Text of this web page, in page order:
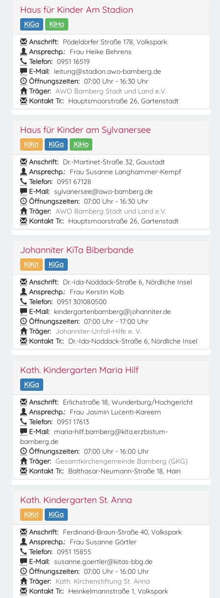
Haus für Kinder Am Stadion
KiGa
KiHo
Anschrift: Pödeldorfer Straße 178, Volkspark
Ansprechp.: Frau Heike Behrens
Telefon: 0951 16519
E-Mail: leitung@stadion.awo-bamberg.de
Öffnungszeiten: 07:00 Uhr - 16:30 Uhr
Träger: AWO Bamberg Stadt und Land e.V.
Kontakt Tr.: Hauptsmoorstraße 26, Gartenstadt
Haus für Kinder am Sylvanersee
KiKri KiGa
KiHo
Anschrift: Dr.-Martinet-Straße 32, Gaustadt
Ansprechp.: Frau Susanne Langhammer-Kempf
Telefon: 0951 67128
E-Mail: sylvanersee@awo-bamberg.de
Öffnungszeiten: 07:00 Uhr - 16:30 Uhr
Träger: AWO Bamberg Stadt und Land e.V.
Kontakt Tr.: Hauptsmoorstraße 26, Gartenstadt
Johanniter KiTa Biberbande
KiKri
KiGa
Anschrift: Dr.-Ida-Noddack-Straße 6, Nördliche Insel
Ansprechp.: Frau Kerstin Kolb
Telefon: 0951 301080500
E-Mail: kindergartenbamberg@johanniter.de
Öffnungszeiten: 07:00 Uhr - 17:00 Uhr
Träger: Johanniter-Unfall-Hilfe e. V.
Kontakt Tr.: Dr.-Ida-Noddack-Straße 6, Nördliche Insel
Kath. Kindergarten Maria Hilf
KiGa
Anschrift: Erlichstraße 18, Wunderburg/Hochgericht
Ansprechp.: Frau Jasmin Lucenti-Kareem
Telefon: 0951 17613
E-Mail: maria-hilf.bamberg@kita.erzbistum-
bamberg.de
Öffnungszeiten: 07:00 Uhr - 16:00 Uhr
Träger: Gesamtkirchengemeinde Bamberg (GKG)
Kontakt Tr.: Balthasar-Neumann-Straße 18, Hain
Kath. Kindergarten St. Anna
KiKri
KiGa
Anschrift: Ferdinand-Braun-Straße 40, Volkspark
Ansprechp.: Frau Susanne Görtler
Telefon: 0951 15855
E-Mail: susanne.goertler@kitas-bbg.de
Öffnungszeiten: 07:00 Uhr - 16:00 Uhr
Träger: Kath. Kirchenstiftung St. Anna
Kontakt Tr.: Heinkelmannstraße 1, Volkspark